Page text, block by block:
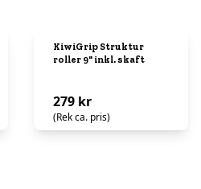
KiwiGrip Struktur
roller 9" inkl. skaft
279 kr
(Rek ca. pris)